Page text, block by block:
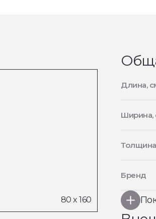
Длина,
Ширина,
Бренд